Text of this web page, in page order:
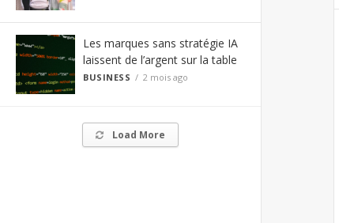
Les marques sans stratégie IA
laissent de l’argent sur la table
BUSINESS 2 mois ago
Load More